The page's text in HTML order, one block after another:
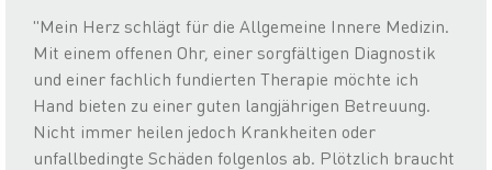
"Mein Herz schlägt für die Allgemeine Innere Medizin.
Mit einem offenen Ohr, einer sorgfältigen Diagnostik
und einer fachlich fundierten Therapie möchte ich
Hand bieten zu einer guten langjährigen Betreuung.
Nicht immer heilen jedoch Krankheiten oder
unfallbedingte Schäden folgenlos ab. Plötzlich braucht